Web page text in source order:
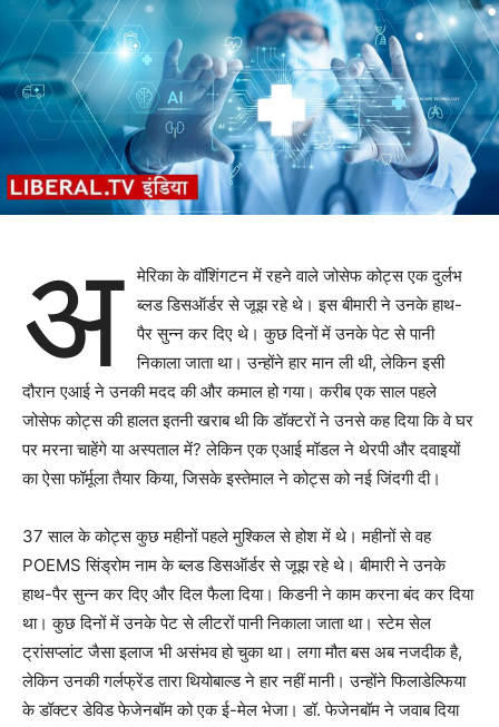
अ
मेरिका के वॉशिंगटन में रहने वाले जोसेफ कोट्स एक दुर्लभ
ब्लड डिसऑर्डर से जूझ रहे थे। इस बीमारी ने उनके हाथ-
पैर सुन्न कर दिए थे। कुछ दिनों में उनके पेट से पानी
निकाला जाता था। उन्होंने हार मान ली थी, लेकिन इसी
दौरान एआई ने उनकी मदद की और कमाल हो गया। करीब एक साल पहले
जोसेफ कोट्स की हालत इतनी खराब थी कि डॉक्टरों ने उनसे कह दिया कि वे घर
पर मरना चाहेंगे या अस्पताल में? लेकिन एक एआई मॉडल ने थेरपी और दवाइयों
का ऐसा फॉर्मूला तैयार किया, जिसके इस्तेमाल ने कोट्स को नई जिंदगी दी।
37 साल के कोट्स कुछ महीनों पहले मुश्किल से होश में थे। महीनों से वह
POEMS सिंड्रोम नाम के ब्लड डिसऑर्डर से जूझ रहे थे। बीमारी ने उनके
हाथ-पैर सुन्न कर दिए और दिल फैला दिया। किडनी ने काम करना बंद कर दिया
था। कुछ दिनों में उनके पेट से लीटरों पानी निकाला जाता था। स्टेम सेल
ट्रांसप्लांट जैसा इलाज भी असंभव हो चुका था। लगा मौत बस अब नजदीक है,
लेकिन उनकी गर्लफ्रेंड तारा थियोबाल्ड ने हार नहीं मानी। उन्होंने फिलाडेल्फिया
के डॉक्टर डेविड फेजेनबॉम को एक ई-मेल भेजा। डॉ. फेजेनबॉम ने जवाब दिया